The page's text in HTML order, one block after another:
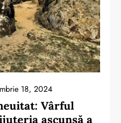
18, 2024
Vârful
ascunsă a